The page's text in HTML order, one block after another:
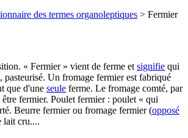
des termes organoleptiques > Fermier
« Fermier » vient de ferme et signifie qui
pasteurisé. Un fromage fermier est fabriqué
que d'une seule ferme. Le fromage comté, par
être fermier. Poulet fermier : poulet « qui
Beurre fermier ou fromage fermier (opposé
lait cru....